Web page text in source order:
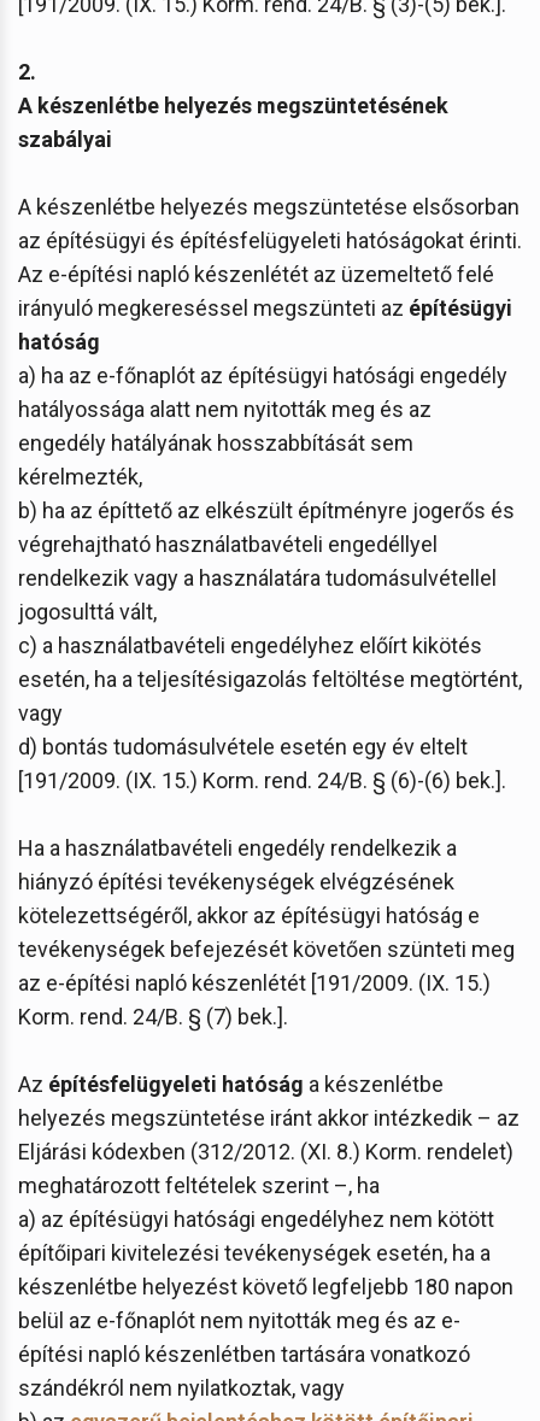
2.
A készenlétbe helyezés megszüntetésének
szabályai
A készenlétbe helyezés megszüntetése elsősorban
az építésügyi és építésfelügyeleti hatóságokat érinti.
Az e-építési napló készenlétét az üzemeltető felé
irányuló megkereséssel megszünteti az építésügyi
hatóság
a) ha az e-főnaplót az építésügyi hatósági engedély
hatályossága alatt nem nyitották meg és az
engedély hatályának hosszabbítását sem
kérelmezték,
b) ha az építtető az elkészült építményre jogerős és
végrehajtható használatbavételi engedéllyel
rendelkezik vagy a használatára tudomásulvétellel
jogosulttá vált,
c) a használatbavételi engedélyhez előírt kikötés
esetén, ha a teljesítésigazolás feltöltése megtörtént,
vagy
d) bontás tudomásulvétele esetén egy év eltelt
[191/2009. (IX. 15.) Korm. rend. 24/B. § (6)-(6) bek.].
Ha a használatbavételi engedély rendelkezik a
hiányzó építési tevékenységek elvégzésének
kötelezettségéről, akkor az építésügyi hatóság e
tevékenységek befejezését követően szünteti meg
az e-építési napló készenlétét [191/2009. (IX. 15.)
Korm. rend. 24/B. § (7) bek.].
Az építésfelügyeleti hatóság a készenlétbe
helyezés megszüntetése iránt akkor intézkedik – az
Eljárási kódexben (312/2012. (XI. 8.) Korm. rendelet)
meghatározott feltételek szerint –, ha
a) az építésügyi hatósági engedélyhez nem kötött
építőipari kivitelezési tevékenységek esetén, ha a
készenlétbe helyezést követő legfeljebb 180 napon
belül az e-főnaplót nem nyitották meg és az e-
építési napló készenlétben tartására vonatkozó
szándékról nem nyilatkoztak, vagy